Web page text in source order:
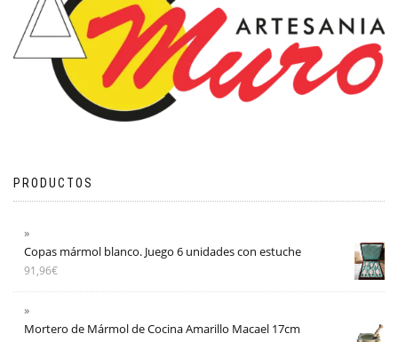
PRODUCTOS
Copas mármol blanco. Juego 6 unidades con estuche
91,96€
Mortero de Mármol de Cocina Amarillo Macael 17cm